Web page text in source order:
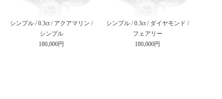
シンプル / 0.3ct / アクアマリン /
シンプル
180,000円
シンプル / 0.3ct / ダイヤモンド /
フェアリー
180,000円